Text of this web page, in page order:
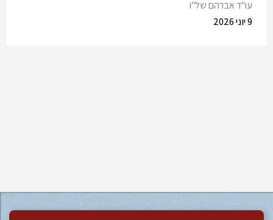
עו"ד אברהם של"ו
9 יוני 2026